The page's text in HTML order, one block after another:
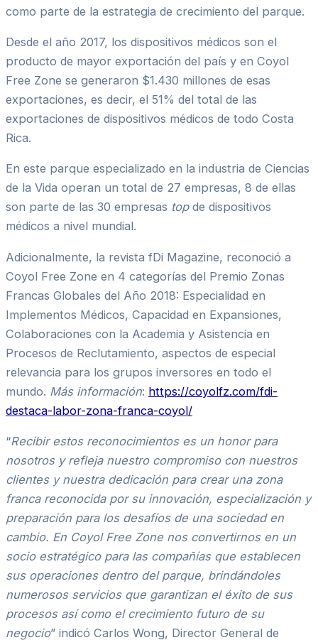
como parte de la estrategia de crecimiento del parque.
Desde el año 2017, los dispositivos médicos son el
producto de mayor exportación del país y en Coyol
Free Zone se generaron $1.430 millones de esas
exportaciones, es decir, el 51% del total de las
exportaciones de dispositivos médicos de todo Costa
Rica.
En este parque especializado en la industria de Ciencias
de la Vida operan un total de 27 empresas, 8 de ellas
son parte de las 30 empresas topde dispositivos
médicos a nivel mundial.
Adicionalmente, la revista fDi Magazine, reconoció a
Coyol Free Zone en 4 categorías del Premio Zonas
Francas Globales del Año 2018: Especialidad en
Implementos Médicos, Capacidad en Expansiones,
Colaboraciones con la Academia y Asistencia en
Procesos de Reclutamiento, aspectos de especial
relevancia para los grupos inversores en todo el
mundo. Más información: https://coyolfz.com/fdi-
destaca-labor-zona-franca-coyol/
“Recibir estos reconocimientos es un honor para
nosotros y refleja nuestro compromiso con nuestros
clientes y nuestra dedicación para crear una zona
franca reconocida por su innovación, especialización y
preparación para los desafíos de una sociedad en
cambio. En Coyol Free Zone nos convertirnos en un
socio estratégico para las compañías que establecen
sus operaciones dentro del parque, brindándoles
numerosos servicios que garantizan el éxito de sus
procesos así como el crecimiento futuro de su
negocio” indicó Carlos Wong, Director General de